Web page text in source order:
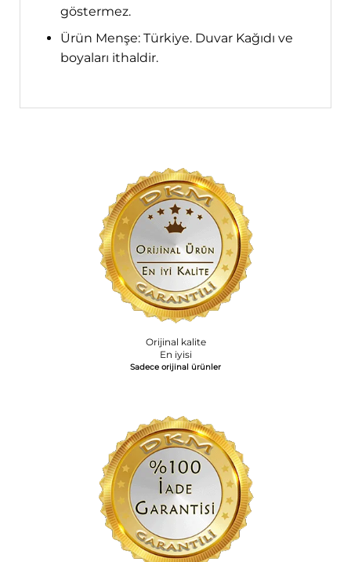
göstermez.
Ürün Menşe: Türkiye. Duvar Kağıdı ve
boyaları ithaldir.
Orijinal kalite
En iyisi
Sadece orijinal ürünler